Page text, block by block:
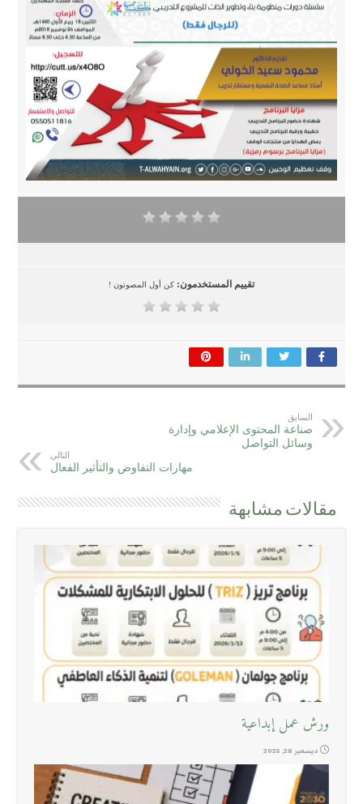
تقييم المستخدمون: كن أول المصوتون !
السابق
صناعة المحتوى الإعلامي وإدارة
وسائل التواصل
التالي
مهارات التفاوض والتأثير الفعال
مقالات مشابهة
ورش عمل إبداعية
ديسمبر 28, 2025